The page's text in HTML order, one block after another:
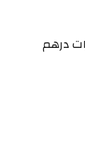
الأول الماضي حيث بلغت العائدات ما يقارب 8 مليارات درهم